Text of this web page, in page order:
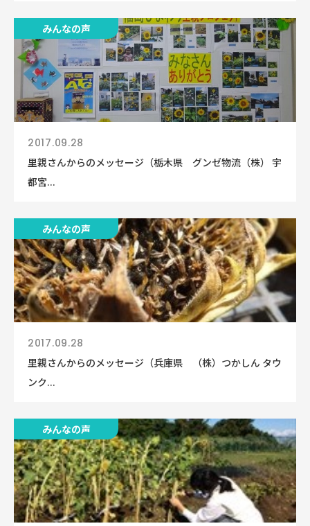
みんなの声
2017.09.28
里親さんからのメッセージ（栃木県 グンゼ物流（株） 宇
都宮...
みんなの声
2017.09.28
里親さんからのメッセージ（兵庫県 （株）つかしん タウ
ンク...
みんなの声